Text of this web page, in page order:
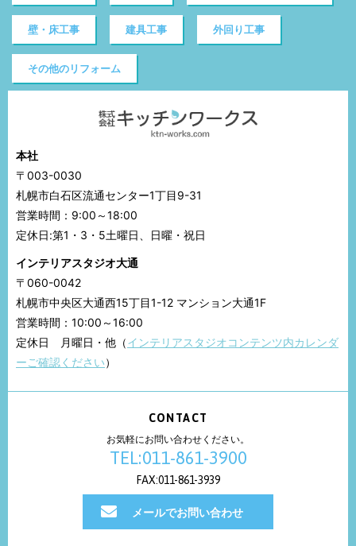
壁・床工事 建具工事 外回り工事
その他のリフォーム
本社
〒003-0030
札幌市白石区流通センター1丁目9-31
営業時間：9:00～18:00
定休日:第1・3・5土曜日、日曜・祝日
インテリアスタジオ大通
〒060-0042
札幌市中央区大通西15丁目1-12 マンション大通1F
営業時間：10:00～16:00
定休日 月曜日・他（インテリアスタジオコンテンツ内カレンダ
ーご確認ください）
CONTACT
お気軽にお問い合わせください。
TEL:011-861-3900
FAX:011-861-3939
メールでお問い合わせ